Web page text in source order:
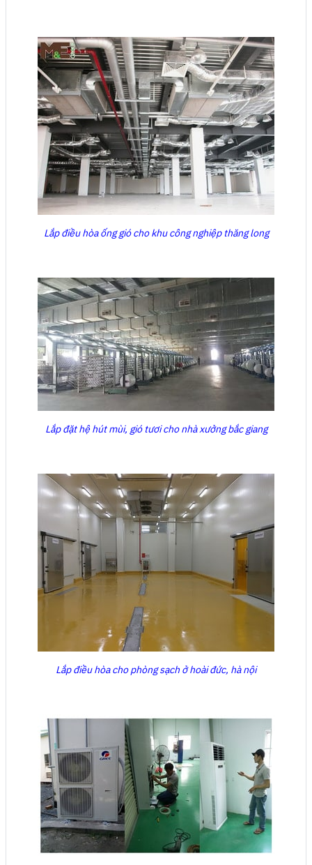
Lắp điều hòa ống gió cho khu công nghiệp thăng long
Lắp đặt hệ hút mùi, gió tươi cho nhà xưởng bắc giang
Lắp điều hòa cho phòng sạch ở hoài đức, hà nội